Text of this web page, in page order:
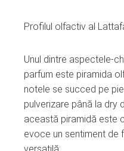
Profilul olfactiv al
Unul dintre aspectele-
parfum este piramida
notele se succed pe
pulverizare până la dry
această piramidă este
evoce un sentiment de